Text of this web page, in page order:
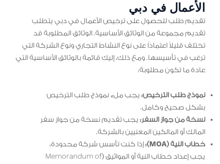
الأعمال في دبي
تقديم طلب للحصول على ترخيص الأعمال في دبي يتطلب
تقديم مجموعة من الوثائق الأساسية. الوثائق المطلوبة قد
تختلف قليلاً اعتمادًا على نوع النشاط التجاري ونوع الشركة التي
ترغب في تأسيسها. ومع ذلك، إليك قائمة بالوثائق الأساسية التي
عادة ما تكون مطلوبة:
نموذج طلب الترخيص: يجب ملء نموذج طلب الترخيص
بشكل صحيح وكامل.
نسخة من جواز السفر: يجب تقديم نسخة من جواز سفر
المالك أو المالكين المعنيين بالشركة.
خطاب النية (MOA):
إذا كنت تأسس شركة محدودة،
يجب إعداد خطاب النية أو المواثيق (Memorandum of